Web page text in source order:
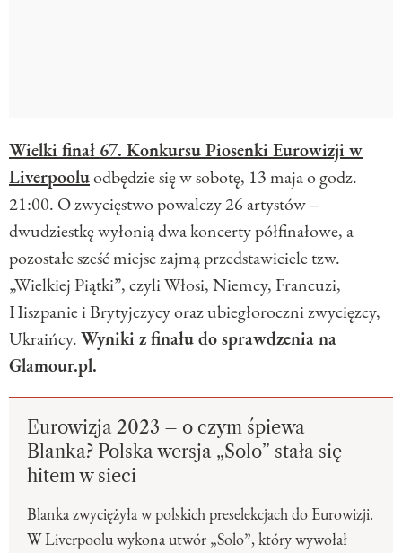
Wielki finał 67. Konkursu Piosenki Eurowizji w
Liverpooluodbędzie się w sobotę, 13 maja o godz.
21:00. O zwycięstwo powalczy 26 artystów –
dwudziestkę wyłonią dwa koncerty półfinałowe, a
pozostałe sześć miejsc zajmą przedstawiciele tzw.
„Wielkiej Piątki”, czyli Włosi, Niemcy, Francuzi,
Hiszpanie i Brytyjczycy oraz ubiegłoroczni zwycięzcy,
Ukraińcy.Wyniki z finału do sprawdzenia na
Glamour.pl.
Eurowizja 2023 – o czym śpiewa
Blanka? Polska wersja „Solo” stała się
hitem w sieci
Blanka zwyciężyła w polskich preselekcjach do Eurowizji.
W Liverpoolu wykona utwór „Solo”, który wywołał